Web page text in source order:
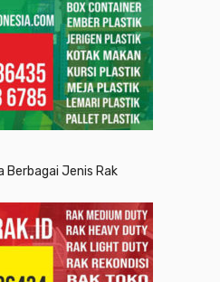
Berbagai Jenis Rak